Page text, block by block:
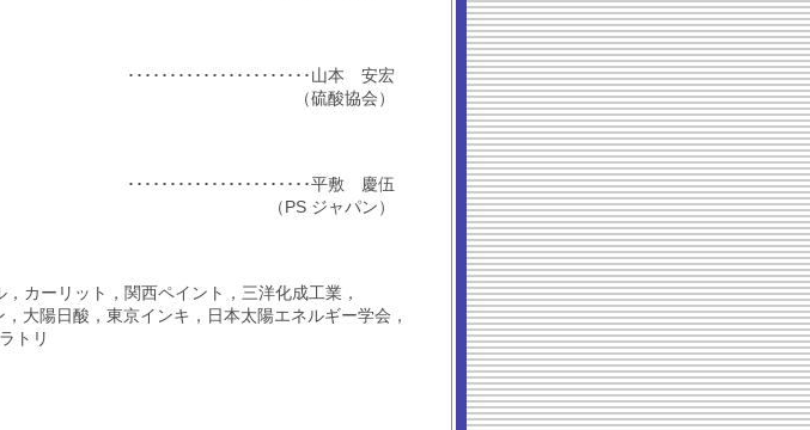
･･････････････････････山本 安宏
（硫酸協会）
･･････････････････････平敷 慶伍
（PS ジャパン）
カーリット，関西ペイント，三洋化成工業，
大陽日酸，東京インキ，日本太陽エネルギー学会，
トリ